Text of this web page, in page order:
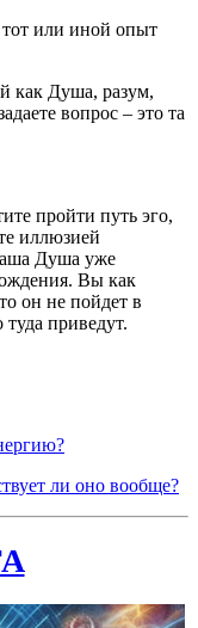
или иной опыт
как Душа, разум,
вопрос – это та
пройти путь эго,
иллюзией
Душа уже
Вы как
он не пойдет в
туда приведут.
ли оно вообще?